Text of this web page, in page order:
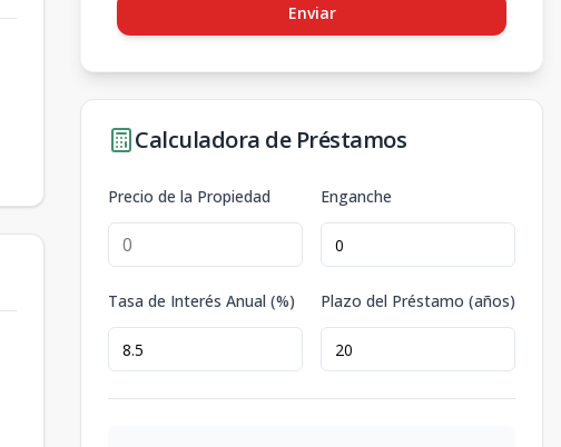
Enviar
Calculadora de Préstamos
Precio de la Propiedad Enganche
Tasa de Interés Anual (%) Plazo del Préstamo (años)